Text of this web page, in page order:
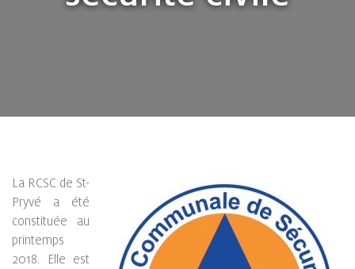
La RCSC de St-
Pryvé a été
constituée au
printemps
2018. Elle est